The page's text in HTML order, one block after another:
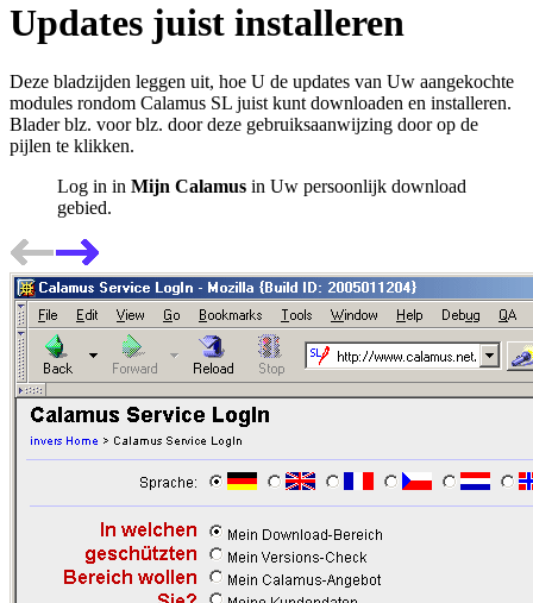
Updates juist installeren
Deze bladzijden leggen uit, hoe U de updates van Uw aangekochte
modules rondom Calamus SL juist kunt downloaden en installeren.
Blader blz. voor blz. door deze gebruiksaanwijzing door op de
pijlen te klikken.
Log in in Mijn Calamus in Uw persoonlijk download
gebied.